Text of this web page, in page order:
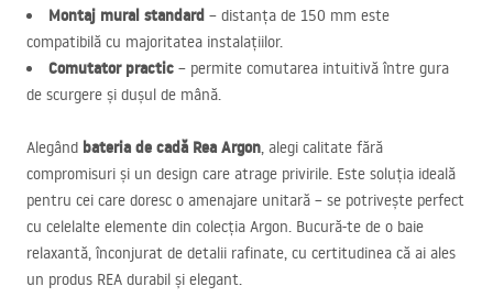
Montaj mural standard – distanța de 150 mm este
compatibilă cu majoritatea instalațiilor.
Comutator practic – permite comutarea intuitivă între gura
de scurgere și dușul de mână.
Alegând bateria de cadă Rea Argon, alegi calitate fără
compromisuri și un design care atrage privirile. Este soluția ideală
pentru cei care doresc o amenajare unitară – se potrivește perfect
cu celelalte elemente din colecția Argon. Bucură-te de o baie
relaxantă, înconjurat de detalii rafinate, cu certitudinea că ai ales
un produs REA durabil și elegant.